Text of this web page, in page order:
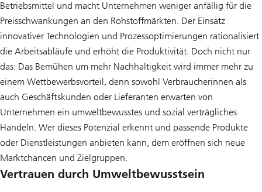
Betriebsmittel und macht Unternehmen weniger anfällig für die
Preisschwankungen an den Rohstoffmärkten. Der Einsatz
innovativer Technologien und Prozessoptimierungen rationalisiert
die Arbeitsabläufe und erhöht die Produktivität. Doch nicht nur
das: Das Bemühen um mehr Nachhaltigkeit wird immer mehr zu
einem Wettbewerbsvorteil, denn sowohl Verbraucherinnen als
auch Geschäftskunden oder Lieferanten erwarten von
Unternehmen ein umweltbewusstes und sozial verträgliches
Handeln. Wer dieses Potenzial erkennt und passende Produkte
oder Dienstleistungen anbieten kann, dem eröffnen sich neue
Marktchancen und Zielgruppen.
Vertrauen durch Umweltbewusstsein